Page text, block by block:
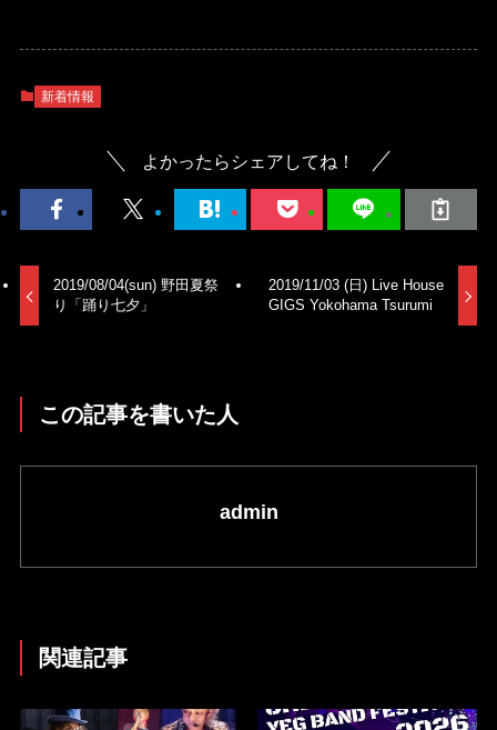
新着情報
よかったらシェアしてね！
2019/08/04(sun) 野田夏祭
り「踊り七夕」
2019/11/03 (日) Live House
GIGS Yokohama Tsurumi
この記事を書いた人
admin
関連記事